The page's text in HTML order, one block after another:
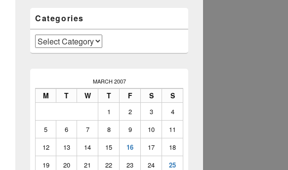
Categories
Categories
MARCH 2007
M T W T F S S
1 2 3
4
5
6 7 8 9 10
11
12
13 14 15 16 17
18
19
20 21 22 23 24
25